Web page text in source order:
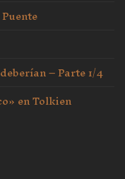
– Parte 1/4
en Tolkien